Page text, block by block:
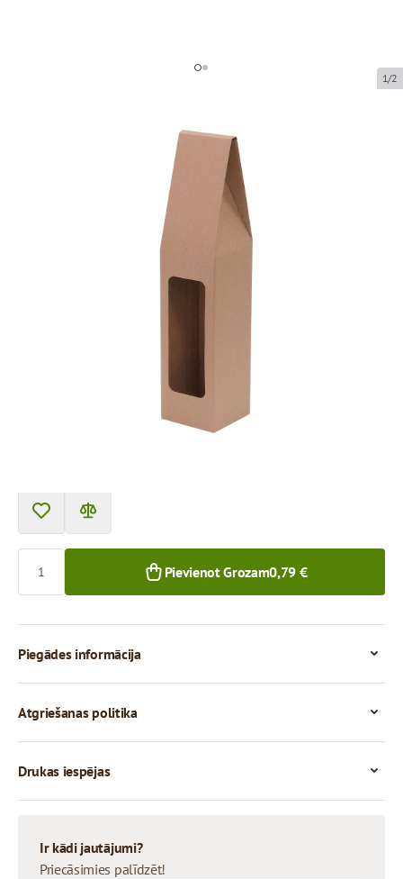
1/2
Kartona kastes ar logu
85 x 85 x 330 mm
0,70 €
Pievienot Grozam0,79 €
Piegādes informācija
Atgriešanas politika
Drukas iespējas
Ir kādi jautājumi?
Priecāsimies palīdzēt!